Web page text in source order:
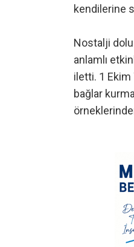
kendilerine
Nostalji
anlamlı
iletti. 1 Ekim
bağlar